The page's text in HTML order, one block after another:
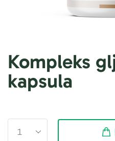
Kompleks
kapsula